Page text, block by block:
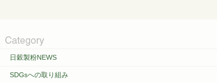
日穀製粉NEWS
SDGsへの取り組み